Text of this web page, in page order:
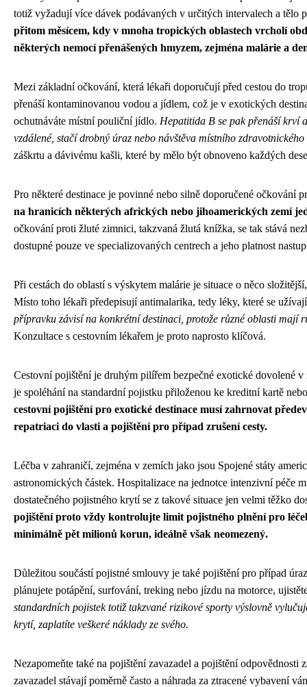
totiž vyžadují více dávek podávaných v určitých intervalech a tělo
přitom měsícem, kdy v mnoha tropických oblastech vrcholí
některých nemocí přenášených hmyzem, zejména malárie a
Mezi základní očkování, která lékaři doporučují před cestou do
přenáší kontaminovanou vodou a jídlem, což je v exotických
ochutnáváte místní pouliční jídlo. Hepatitida B se pak přenáší krví
vzdálené, stačí drobný úraz nebo návštěva místního
záškrtu a dávivému kašli, které by mělo být obnoveno každých
Pro některé destinace je povinné nebo silně doporučené očkování
na hranicích některých afrických nebo jihoamerických zemí
očkování proti žluté zimnici, takzvaná žlutá knížka, se tak stává
dostupné pouze ve specializovaných centrech a jeho platnost
Při cestách do oblastí s výskytem malárie je situace o něco
Místo toho lékaři předepisují antimalarika, tedy léky, které se
přípravku závisí na konkrétní destinaci, protože různé oblasti mají
Konzultace s cestovním lékařem je proto naprosto klíčová.
Cestovní pojištění je druhým pilířem bezpečné exotické dovolené
je spoléhání na standardní pojistku přiloženou ke kreditní kartě
cestovní pojištění pro exotické destinace musí zahrnovat
repatriaci do vlasti a pojištění pro případ zrušení cesty.
Léčba v zahraničí, zejména v zemích jako jsou Spojené státy
astronomických částek. Hospitalizace na jednotce intenzivní péče
dostatečného pojistného krytí se z takové situace jen velmi těžko
pojištění proto vždy kontrolujte limit pojistného plnění pro
minimálně pět milionů korun, ideálně však neomezený.
Důležitou součástí pojistné smlouvy je také pojištění pro případ
plánujete potápění, surfování, treking nebo jízdu na motorce,
standardních pojistek totiž takzvané rizikové sporty výslovně
krytí, zaplatíte veškeré náklady ze svého.
Nezapomeňte také na pojištění zavazadel a pojištění
zavazadel stávají poměrně často a náhrada za ztracené vybavení